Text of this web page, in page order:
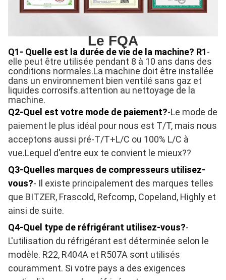
Le FQA
Q1- Quelle est la durée de vie de la machine? R1-
elle peut être utilisée pendant 8 à 10 ans dans des
conditions normales.La machine doit être installée
dans un environnement bien ventilé sans gaz et
liquides corrosifs.attention au nettoyage de la
machine.
Q2-Quel est votre mode de paiement?-Le mode de
paiement le plus idéal pour nous est T/T, mais nous
acceptons aussi pré-T/T+L/C ou 100% L/C à
vue.Lequel d'entre eux te convient le mieux??
Q3-Quelles marques de compresseurs utilisez-
vous?- Il existe principalement des marques telles
que BITZER, Frascold, Refcomp, Copeland, Highly et
ainsi de suite.
Q4-Quel type de réfrigérant utilisez-vous?-
L'utilisation du réfrigérant est déterminée selon le
modèle. R22, R404A et R507A sont utilisés
couramment. Si votre pays a des exigences